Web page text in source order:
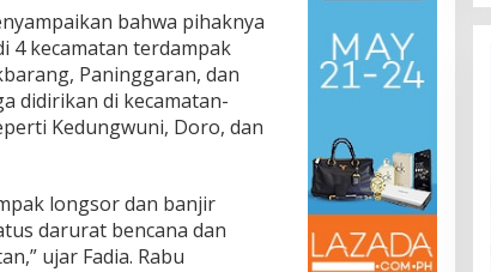
bahwa pihaknya
4 kecamatan terdampak
Paninggaran, dan
didirikan di kecamatan-
Kedungwuni, Doro, dan
longsor dan banjir
darurat bencana dan
ujar Fadia. Rabu